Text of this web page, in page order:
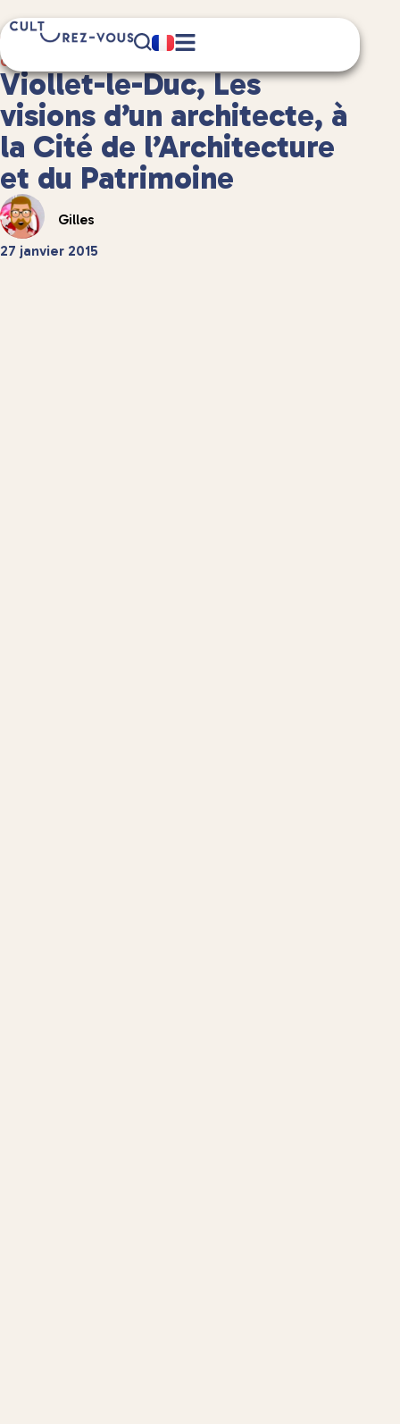
Culture
3 minute(s) de lecture
Viollet-le-Duc, Les
visions d’un architecte, à
la Cité de l’Architecture
et du Patrimoine
Gilles
27 janvier 2015